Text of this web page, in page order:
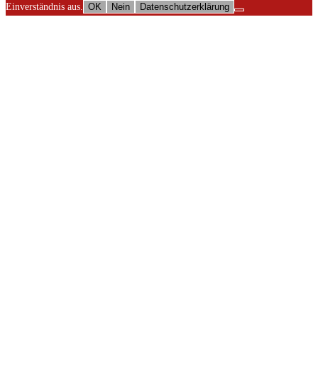
Einverständnis aus.
OK Nein Datenschutzerklärung